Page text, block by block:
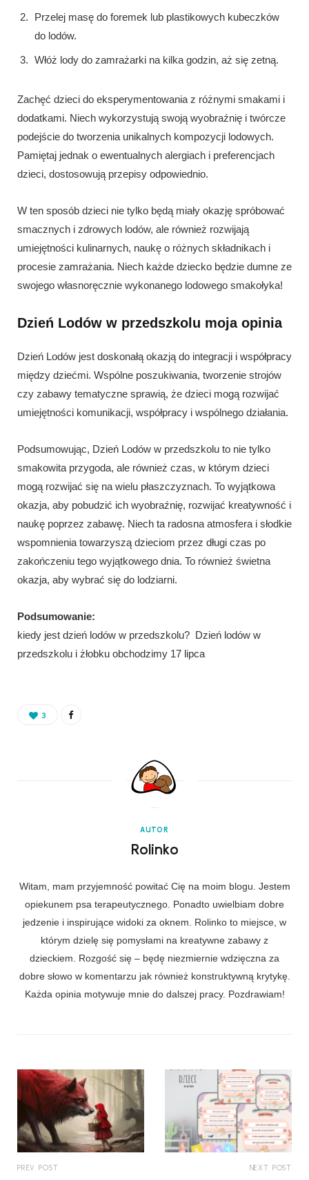
Przelej masę do foremek lub plastikowych kubeczków
do lodów.
Włóż lody do zamrażarki na kilka godzin, aż się zetną.
Zachęć dzieci do eksperymentowania z różnymi smakami i
dodatkami. Niech wykorzystują swoją wyobraźnię i twórcze
podejście do tworzenia unikalnych kompozycji lodowych.
Pamiętaj jednak o ewentualnych alergiach i preferencjach
dzieci, dostosowują przepisy odpowiednio.
W ten sposób dzieci nie tylko będą miały okazję spróbować
smacznych i zdrowych lodów, ale również rozwijają
umiejętności kulinarnych, naukę o różnych składnikach i
procesie zamrażania. Niech każde dziecko będzie dumne ze
swojego własnoręcznie wykonanego lodowego smakołyka!
Dzień Lodów w przedszkolu moja opinia
Dzień Lodów jest doskonałą okazją do integracji i współpracy
między dziećmi. Wspólne poszukiwania, tworzenie strojów
czy zabawy tematyczne sprawią, że dzieci mogą rozwijać
umiejętności komunikacji, współpracy i wspólnego działania.
Podsumowując, Dzień Lodów w przedszkolu to nie tylko
smakowita przygoda, ale również czas, w którym dzieci
mogą rozwijać się na wielu płaszczyznach. To wyjątkowa
okazja, aby pobudzić ich wyobraźnię, rozwijać kreatywność i
naukę poprzez zabawę. Niech ta radosna atmosfera i słodkie
wspomnienia towarzyszą dzieciom przez długi czas po
zakończeniu tego wyjątkowego dnia. To również świetna
okazja, aby wybrać się do lodziarni.
Podsumowanie:
kiedy jest dzień lodów w przedszkolu? Dzień lodów w
przedszkolu i żłobku obchodzimy 17 lipca
3
AUTOR
Rolinko
Witam, mam przyjemność powitać Cię na moim blogu. Jestem
opiekunem psa terapeutycznego. Ponadto uwielbiam dobre
jedzenie i inspirujące widoki za oknem. Rolinko to miejsce, w
którym dzielę się pomysłami na kreatywne zabawy z
dzieckiem. Rozgość się – będę niezmiernie wdzięczna za
dobre słowo w komentarzu jak również konstruktywną krytykę.
Każda opinia motywuje mnie do dalszej pracy. Pozdrawiam!
PREV POST NEXT POST